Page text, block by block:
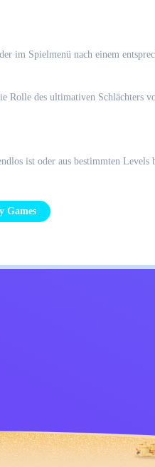
im Spielmenü nach einem
des ultimativen Schlächters
ist oder aus bestimmten Levels
Games